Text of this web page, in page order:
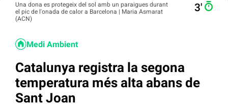
Una dona es protegeix del sol amb un paraigues durant
el pic de l'onada de calor a Barcelona | Maria Asmarat
(ACN)
3′
Medi Ambient
Catalunya registra la segona
temperatura més alta abans de
Sant Joan